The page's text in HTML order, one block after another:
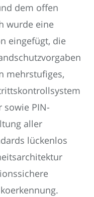
dem offen
wurde eine
eingefügt, die
mehrstufiges,
sowie PIN-
aller
lückenlos